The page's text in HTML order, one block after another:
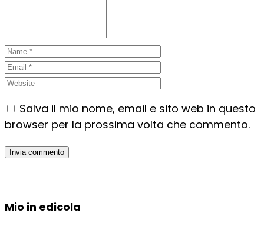
Salva il mio nome, email e sito web in questo
browser per la prossima volta che commento.
Mio in edicola